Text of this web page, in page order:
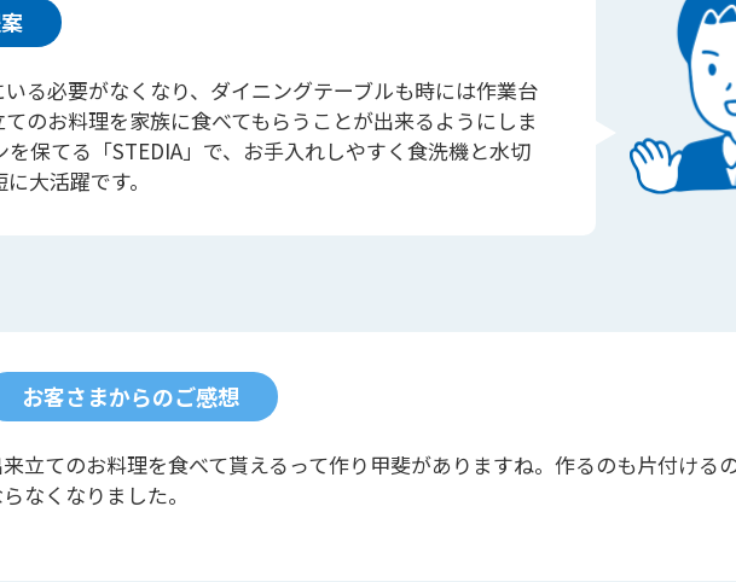
る必要がなくなり、ダイニングテーブルも時には作業台
のお料理を家族に食べてもらうことが出来るようにしま
保てる「STEDIA」で、お手入れしやすく食洗機と水切
大活躍です。
お客さまからのご感想
立てのお料理を食べて貰えるって作り甲斐がありますね。作るのも片付ける
なくなりました。